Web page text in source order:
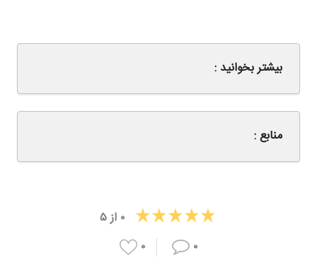
بیشتر بخوانید :
منابع :
۰ از۵
۰
۰